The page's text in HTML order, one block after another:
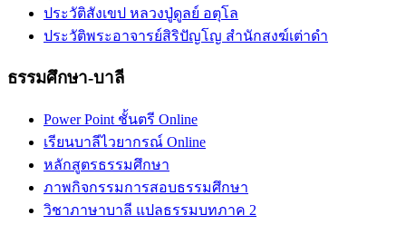
ประวัติสังเขป หลวงปู่ดูลย์ อตุโล
ประวัติ​พระ​อาจารย์​สิริ​ปัญโญ​ สำนัก​สงฆ์​เต่าดำ​
ธรรมศึกษา-บาลี
Power Point ชั้นตรี Online
เรียนบาลีไวยากรณ์ Online
หลักสูตรธรรมศึกษา
ภาพกิจกรรมการสอบธรรมศึกษา
วิชาภาษาบาลี แปลธรรมบทภาค 2